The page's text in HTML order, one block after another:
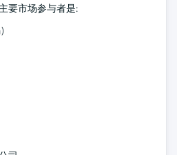
要市场参与者是: